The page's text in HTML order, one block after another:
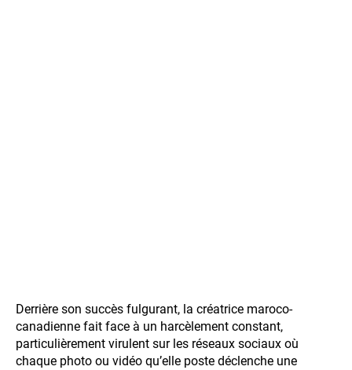
Derrière son succès fulgurant, la créatrice maroco-
canadienne fait face à un harcèlement constant,
particulièrement virulent sur les réseaux sociaux où
chaque photo ou vidéo qu’elle poste déclenche une